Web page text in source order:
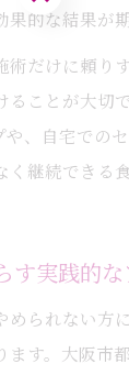
的な結果が
術だけに頼り
ることが大切
や、自宅での
く継続できる
す実践的
められない方
ます。大阪市